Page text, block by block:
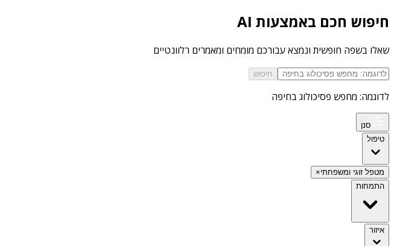
חיפוש חכם באמצעות AI
שאלו בשפה חופשית ונמצא עבורכם מומחים ומאמרים רלוונטיים
חיפוש
לדוגמה: מחפש פסיכולוג בחיפה
סנן
טיפול
מטפל זוגי ומשפחתי×
התמחות
איזור